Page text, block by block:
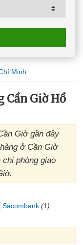
Minh
Cần Giờ Hồ
Giờ gần đây
ở Cần Giờ
phòng giao
Sacombank (1)